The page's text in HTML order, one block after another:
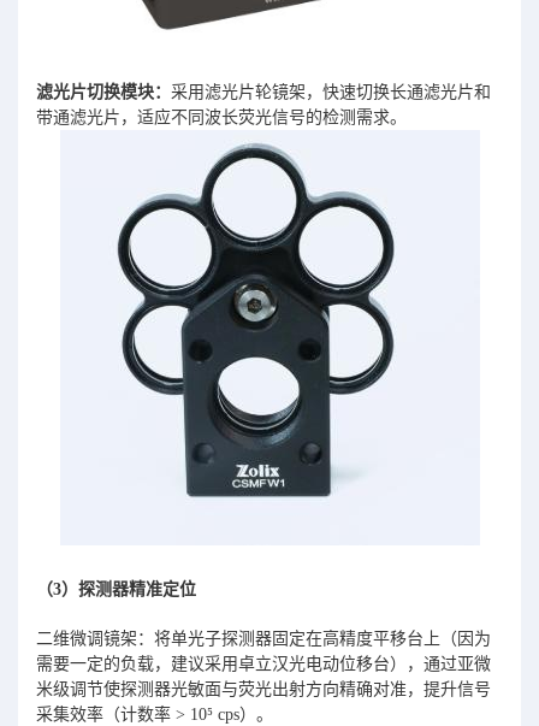
滤光片切换模块： 采用滤光片轮镜架，快速切换长通滤光片和
带通滤光片，适应不同波长荧光信号的检测需求。
（3）探测器精准定位
二维微调镜架：将单光子探测器固定在高精度平移台上（因为
需要一定的负载，建议采用卓立汉光电动位移台），通过亚微
米级调节使探测器光敏面与荧光出射方向精确对准，提升信号
采集效率（计数率 > 10⁵ cps）。